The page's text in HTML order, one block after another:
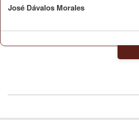
José Dávalos Morales